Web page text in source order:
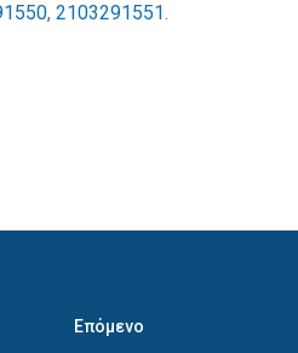
, 2103291551.
Επόμενο